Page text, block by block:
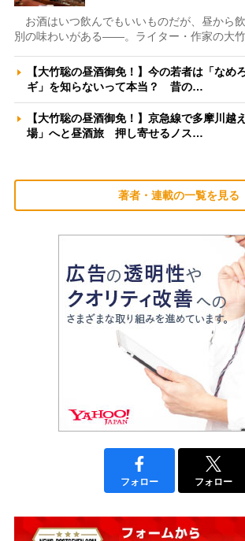
お酒はいつ飲んでもいいものだが、昼から
別の味わいがある――。ライター・作家の大
【大竹聡の昼酒御免！】今の若者は「なめ
ギ」を知らないって本当？ 昔の…
【大竹聡の昼酒御免！】京急線で多摩川越
場」へと昼酒旅 押し寄せるノス…
著者・連載の一覧を見る
フォロー フォロー